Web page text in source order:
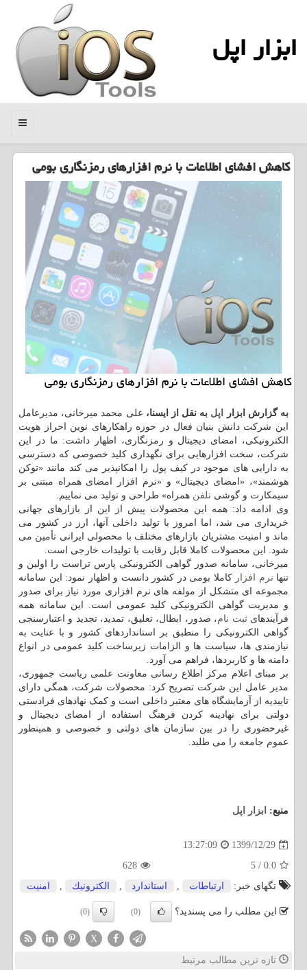
ابزار اپل
منو
كاهش افشای اطلاعات با نرم افزارهای رمزنگاری بومی
كاهش افشای اطلاعات با نرم افزارهای رمزنگاری بومی
به گزارش ابزار اپل به نقل از ایسنا، علی محمد میرخانی، مدیرعامل
این شرکت دانش بنیان فعال در حوزه راهکارهای نوین احراز هویت
الکترونیکی، امضای دیجیتال و رمزنگاری، اظهار داشت: ما در این
شرکت، سخت افزارهایی برای نگهداری کلید خصوصی که دسترسی
به دارایی های موجود در کیف پول را امکانپذیر می کند مانند «توکن
هوشمند»، «امضای دیجیتال» و «نرم افزار امضای همراه مبتنی بر
سیمکارت و گوشی تلفن همراه» طراحی و تولید می نماییم.
وی ادامه داد: همه این محصولات پیش از این از بازارهای جهانی
خریداری می شد، اما امروز با تولید داخلی آنها، ارز در کشور می
ماند و امنیت مشتریان بازارهای مختلف با محصولی ایرانی تأمین می
شود. این محصولات کاملا قابل رقابت با تولیدات خارجی است.
میرخانی، سامانه صدور گواهی الکترونیکی پارس تراست را اولین و
تنها نرم افزار کاملا بومی در کشور دانست و اظهار نمود: این سامانه
مجموعه ای متشکل از مولفه های نرم افزاری مورد نیاز برای صدور
و مدیریت گواهی الکترونیکی کلید عمومی است. این سامانه همه
فرآیندهایثبت نام، صدور، ابطال، تعلیق، تمدید، تجدید و اعتبارسنجی
گواهی الکترونیکی را منطبق بر استانداردهای کشور و با عنایت به
نیازمندی ها، سیاست ها و الزامات زیرساخت کلید عمومی در انواع
دامنه ها و کاربردها، فراهم می آورد.
بر مبنای اعلام مرکز اطلاع رسانی معاونت علمی ریاست جمهوری،
مدیر عامل این شرکت تصریح کرد: محصولات شرکت، همگی دارای
تاییدیه از آزمایشگاه های معتبر داخلی است و کمک نهادهای فرادستی
دولتی برای نهادینه کردن فرهنگ استفاده از امضای دیجیتال و
غیرحضوری را در بین سازمان های دولتی و خصوصی و همینطور
عموم جامعه را می طلبد.
منبع: ابزار اپل
1399/12/29
13:27:09
0.0
/
5
628
تگهای خبر:
ارتباطات , استاندارد , الكترونیك , امنیت
این مطلب را می پسندید؟ (0)
(0)
X
تازه ترین مطالب مرتبط